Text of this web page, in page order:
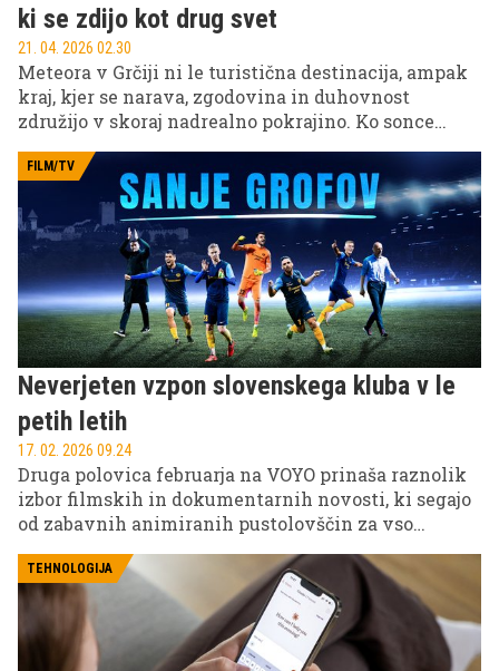
ki se zdijo kot drug svet
21. 04. 2026 02.30
Meteora v Grčiji ni le turistična destinacija, ampak
kraj, kjer se narava, zgodovina in duhovnost
združijo v skoraj nadrealno pokrajino. Ko sonce
svetlobi, obiskovalci pogosto utihnejo – ne zato, ker
bi morali, ampak zato, ker preprosto ostanejo brez
besed. Meteora ponuja izkušnjo, ki presega klasičen
ogled znamenitosti in se vtisne v spomin kot nekaj
skoraj drugega sveta.
FILM/TV
Neverjeten vzpon slovenskega kluba v le
petih letih
17. 02. 2026 09.24
Druga polovica februarja na VOYO prinaša raznolik
izbor filmskih in dokumentarnih novosti, ki segajo
od zabavnih animiranih pustolovščin za vso
zgodb, zato bo vsak gledalec našel nekaj zase.
TEHNOLOGIJA